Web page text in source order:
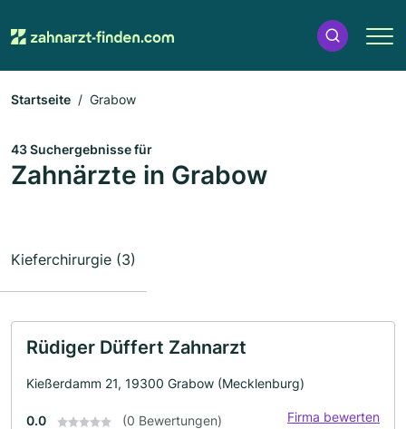
Startseite Grabow
43 Suchergebnisse für
Zahnärzte in Grabow
Kieferchirurgie (3)
Rüdiger Düffert Zahnarzt
Kießerdamm 21, 19300 Grabow (Mecklenburg)
0.0 (0 Bewertungen) Firma bewerten